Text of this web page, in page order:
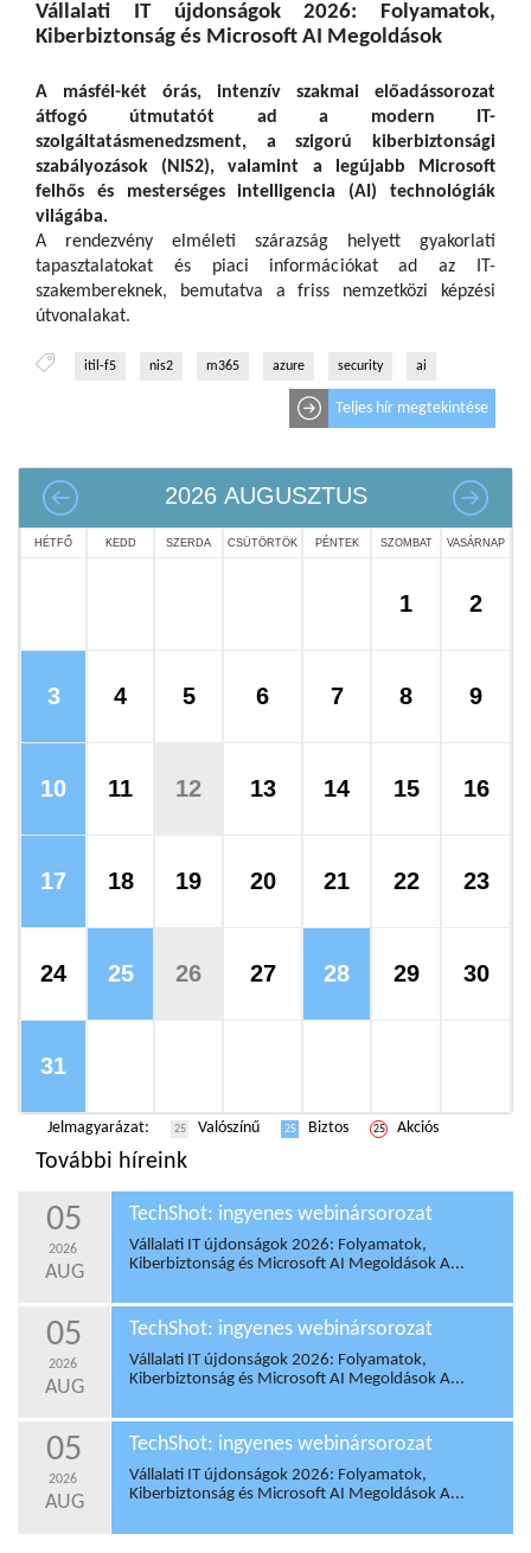
Vállalati IT újdonságok 2026: Folyamatok,
Kiberbiztonság és Microsoft AI Megoldások
A másfél-két órás, intenzív szakmai előadássorozat
átfogó útmutatót ad a modern IT-
szolgáltatásmenedzsment, a szigorú kiberbiztonsági
szabályozások (NIS2), valamint a legújabb Microsoft
felhős és mesterséges intelligencia (AI) technológiák
világába.
A rendezvény elméleti szárazság helyett gyakorlati
tapasztalatokat és piaci információkat ad az IT-
szakembereknek, bemutatva a friss nemzetközi képzési
útvonalakat.
itil-f5 nis2 m365 azure security ai
Teljes hír megtekintése
2026 AUGUSZTUS
HÉTFŐ KEDD SZERDA CSÜTÖRTÖK PÉNTEK SZOMBAT VASÁRNAP
1 2
3 4 5 6 7 8 9
10 11 12 13 14 15 16
17 18 19 20 21 22 23
24 25 26 27 28 29 30
31
Jelmagyarázat: 25 Valószínű 25 Biztos 25 Akciós
További híreink
05
2026
AUG
TechShot: ingyenes webinársorozat
Vállalati IT újdonságok 2026: Folyamatok,
Kiberbiztonság és Microsoft AI Megoldások A...
05
2026
AUG
TechShot: ingyenes webinársorozat
Vállalati IT újdonságok 2026: Folyamatok,
Kiberbiztonság és Microsoft AI Megoldások A...
05
2026
AUG
TechShot: ingyenes webinársorozat
Vállalati IT újdonságok 2026: Folyamatok,
Kiberbiztonság és Microsoft AI Megoldások A...